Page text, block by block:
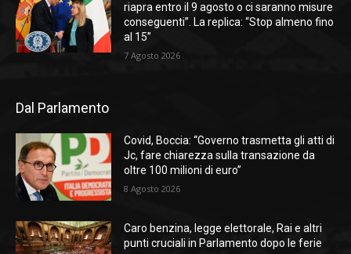
riapra entro il 9 agosto o ci saranno misure
conseguenti”. La replica: “Stop almeno fino
al 15”
7 Agosto 2026
Dal Parlamento
Covid, Boccia: “Governo trasmetta gli atti di
Jc, fare chiarezza sulla transazione da
oltre 100 milioni di euro”
8 Agosto 2026
Caro benzina, legge elettorale, Rai e altri
punti cruciali in Parlamento dopo le ferie